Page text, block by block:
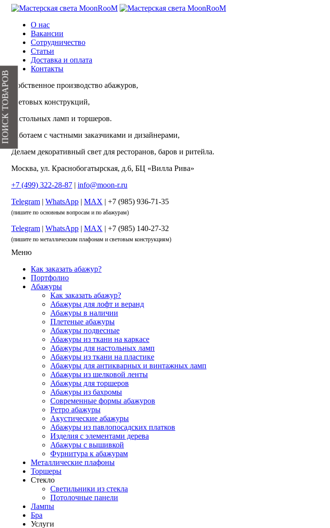
О нас
Вакансии
Сотрудничество
Статьи
Доставка и оплата
Контакты
Собственное производство абажуров,
световых конструкций,
настольных ламп и торшеров.
Работаем с частными заказчиками и дизайнерами,
Делаем декоративный свет для ресторанов, баров и ритейла.
Москва, ул. Краснобогатырская, д.6, БЦ «Вилла Рива»
+7 (499) 322-28-87 | info@moon-r.ru
Telegram | WhatsApp | MAX | +7 (985) 936-71-35
(пишите по основным вопросам и по абажурам)
Telegram | WhatsApp | MAX | +7 (985) 140-27-32
(пишите по металлическим плафонам и световым конструкциям)
Меню
Как заказать абажур?
Портфолио
Абажуры
Как заказать абажур?
Абажуры для лофт и веранд
Абажуры в наличии
Плетеные абажуры
Абажуры подвесные
Абажуры из ткани на каркасе
Абажуры для настольных ламп
Абажуры из ткани на пластике
Абажуры для антикварных и винтажных ламп
Абажуры из шелковой ленты
Абажуры для торшеров
Абажуры из бахромы
Современные формы абажуров
Ретро абажуры
Акустические абажуры
Абажуры из павлопосадских платков
Изделия с элементами дерева
Абажуры с вышивкой
Фурнитура к абажурам
Металлические плафоны
Торшеры
Стекло
Светильники из стекла
Потолочные панели
Лампы
Бра
Услуги
ПОИСК ТОВАРОВ